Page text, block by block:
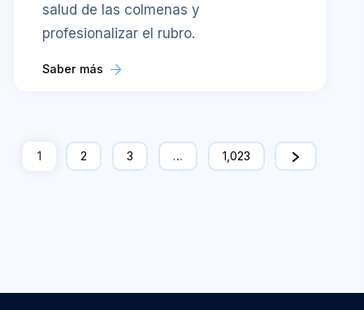
salud de las colmenas y
profesionalizar el rubro.
Saber más
1 2 3 … 1,023